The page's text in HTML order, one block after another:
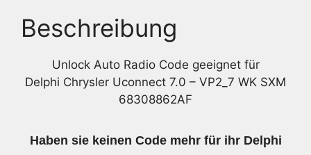
Beschreibung
Unlock Auto Radio Code geeignet für
Delphi Chrysler Uconnect 7.0 – VP2_7 WK SXM
68308862AF
Haben sie keinen Code mehr für ihr Delphi